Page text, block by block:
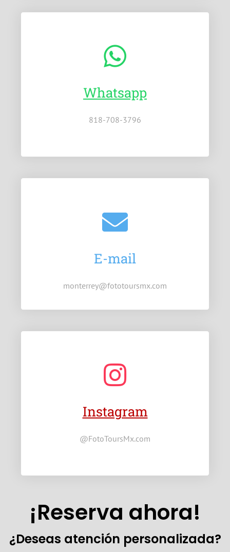
Whatsapp
818-708-3796
E-mail
monterrey@fototoursmx.com
Instagram
@FotoToursMx.com
¡Reserva ahora!
¿Deseas atención personalizada?